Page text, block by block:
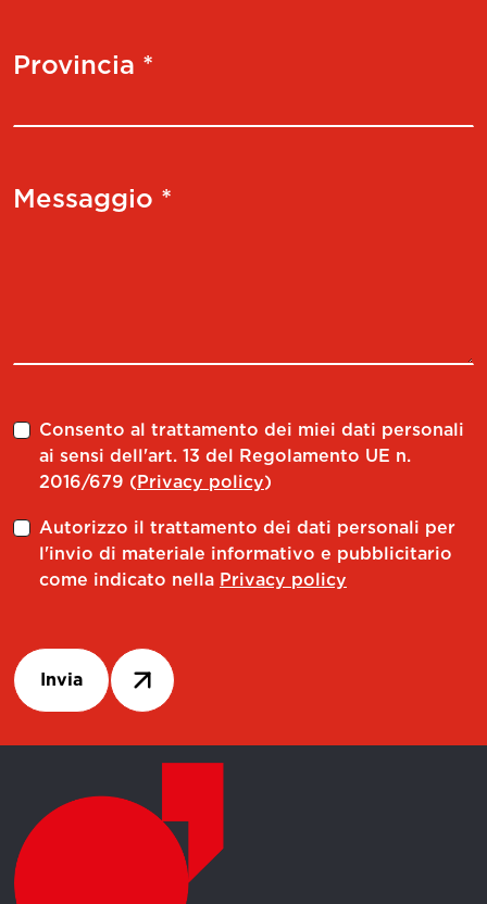
Provincia *
Messaggio *
Consento al trattamento dei miei dati personali
ai sensi dell'art. 13 del Regolamento UE n.
2016/679 (Privacy policy)
Autorizzo il trattamento dei dati personali per
l'invio di materiale informativo e pubblicitario
come indicato nella Privacy policy
Invia